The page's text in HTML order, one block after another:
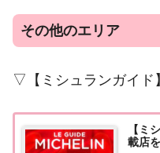
その他のエリア
▽【ミシュランガイド
【ミ
載店